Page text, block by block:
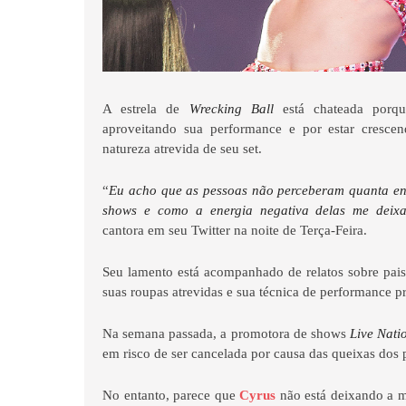
A estrela de Wrecking Ballestá chateada
aproveitando sua performance e por estar
natureza atrevida de seu set.
“Eu acho que as pessoas não perceberam quanta
shows e como a energia negativa delas me
cantora em seu Twitter na noite de Terça-Feira.
Seu lamento está acompanhado de relatos sobre
suas roupas atrevidas e sua técnica de performance
Na semana passada, a promotora de shows Live
em risco de ser cancelada por causa das queixas dos
No entanto, parece queCyrus não está deixando a